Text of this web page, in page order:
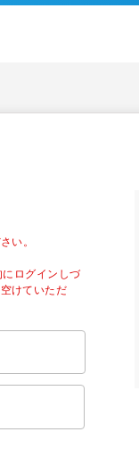
い。
ログインしづ
けていただ